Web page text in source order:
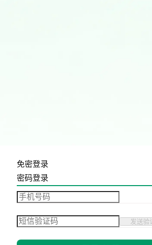
免密登录
密码登录
发送验